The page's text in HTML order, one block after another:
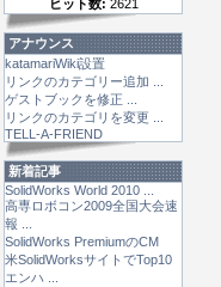
ヒット数: 2621
アナウンス
katamariWiki設置
リンクのカテゴリー追加 ...
ゲストブックを修正 ...
リンクのカテゴリを変更 ...
TELL-A-FRIEND
新着記事
SolidWorks World 2010 ...
高専ロボコン2009全国大会速
報 ...
SolidWorks PremiumのCM
米SolidWorksサイトでTop10
エンハ ...